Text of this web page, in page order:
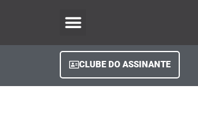
CLUBE DO ASSINANTE